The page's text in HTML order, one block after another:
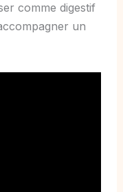
comme digestif
un